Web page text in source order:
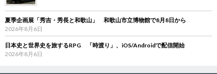
夏季企画展「秀吉・秀長と和歌山」 和歌山市立博物館で8月8日から
2026年8月6日
日本史と世界史を旅するRPG 「時渡り」、iOS/Androidで配信開始
2026年8月6日